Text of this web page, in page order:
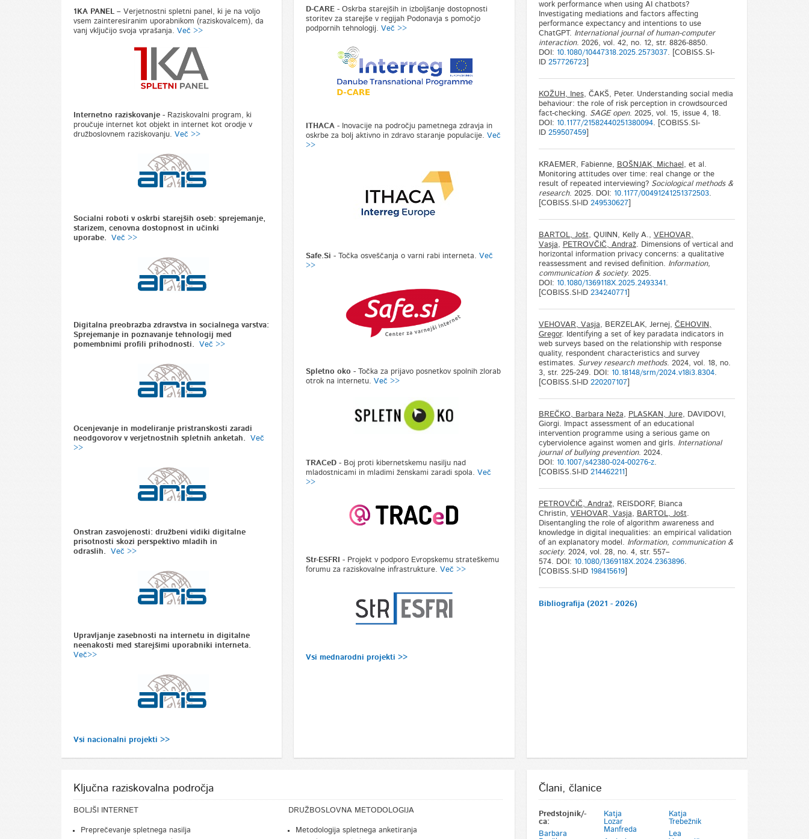
1KA PANEL –Verjetnostni spletni panel, ki je na voljo
vsem zainteresiranim uporabnikom (raziskovalcem), da
vanj vključijo svoja vprašanja. Več >>
Internetno raziskovanje -Raziskovalni program, ki
proučuje internet kot objekt in internet kot orodje v
družboslovnem raziskovanju. Več >>
Socialni roboti v oskrbi starejših oseb: sprejemanje,
starizem, cenovna dostopnost in učinki
uporabe.
Več >>
Digitalna preobrazba zdravstva in socialnega varstva:
Sprejemanje in poznavanje tehnologij med
pomembnimi profili prihodnosti.
Več >>
Ocenjevanje in modeliranje pristranskosti zaradi
neodgovorov v verjetnostnih spletnih anketah.
Več
>>
Onstran zasvojenosti: družbeni vidiki digitalne
prisotnosti skozi perspektivo mladih in
odraslih.
Več >>
Upravljanje zasebnosti na internetu in digitalne
neenakosti med starejšimi uporabniki interneta.
Več>>
Vsi nacionalni projekti >>
D-CARE - Oskrba starejših in izboljšanje dostopnosti
storitev za starejše v regijah Podonavja s pomočjo
podpornih tehnologij.Več >>
ITHACA - Inovacije na področju pametnega zdravja in
oskrbe za bolj aktivno in zdravo staranje populacije.Več
>>
Safe.Si - Točka osveščanja o varni rabi interneta.Več
>>
Spletno oko -
Točka za prijavo posnetkov spolnih zlorab
otrok na internetu.Več >>
TRACeD - Boj proti kibernetskemu nasilju nad
mladostnicami in mladimi ženskami zaradi spola.Več
>>
Str-ESFRI- Projekt v podporo Evropskemu strateškemu
forumu za raziskovalne infrastrukture.Več >>
Vsi mednarodni projekti >>
work performance when using AI chatbots?
Investigating mediations and factors affecting
performance expectancy and intentions to use
ChatGPT. International journal of human-computer
interaction. 2026, vol. 42, no. 12, str. 8826-8850.
DOI: 10.1080/10447318.2025.2573037. [COBISS.SI-
ID 257726723]
KOŽUH, Ines, ČAKŠ, Peter. Understanding social media
behaviour: the role of risk perception in crowdsourced
fact-checking. SAGE open. 2025, vol. 15, issue 4, 18.
DOI: 10.1177/21582440251380094. [COBISS.SI-
ID 259507459]
KRAEMER, Fabienne, BOŠNJAK, Michael , et al.
Monitoring attitudes over time: real change or the
result of repeated interviewing? Sociological methods &
research. 2025. DOI: 10.1177/00491241251372503.
[COBISS.SI-ID 249530627
BARTOL, Jošt, QUINN, Kelly A., VEHOVAR,
Vasja, PETROVČIČ, Andraž. Dimensions of vertical and
horizontal information privacy concerns: a qualitative
reassessment and revised definition. Information,
communication & society. 2025.
DOI: 10.1080/1369118X.2025.2493341 .
[COBISS.SI-ID 234240771
VEHOVAR, Vasja, BERZELAK, Jernej, ČEHOVIN,
Gregor. Identifying a set of key paradata indicators in
web surveys based on the relationship with response
quality, respondent characteristics and survey
estimates. Survey research methods. 2024, vol. 18, no.
3, str. 225-249. DOI: 10.18148/srm/2024.v18i3.8304.
[COBISS.SI-ID 220207107
BREČKO, Barbara Neža, PLASKAN, Jure, DAVIDOVI,
Giorgi. Impact assessment of an educational
intervention programme using a serious game on
cyberviolence against women and girls. International
journal of bullying prevention. 2024.
DOI: 10.1007/s42380-024-00276-z.
[COBISS.SI-ID 214462211
PETROVČIČ, Andraž, REISDORF, Bianca
Christin, VEHOVAR, Vasja, BARTOL, Jošt.
Disentangling the role of algorithm awareness and
knowledge in digital inequalities: an empirical validation
of an explanatory model. Information, communication &
society. 2024, vol. 28, no. 4, str. 557–
574. DOI: 10.1080/1369118X.2024.2363896.
[COBISS.SI-ID 198415619]
Bibliografija (2021 - 2026)
Ključna raziskovalna področja
BOLJŠI INTERNET
Preprečevanje spletnega nasilja
DRUŽBOSLOVNA METODOLOGIJA
Metodologija spletnega anketiranja
Člani, članice
Predstojnik/-
ca:
Barbara
Katja
Lozar
Manfreda
Katja
Trebežnik
Lea